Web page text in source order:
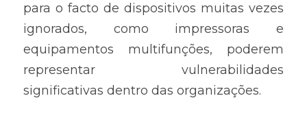
para o facto de dispositivos muitas vezes
ignorados, como impressoras e
equipamentos multifunções, poderem
representar vulnerabilidades
significativas dentro das organizações.